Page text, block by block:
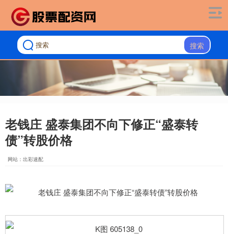
搜索
老钱庄 盛泰集团不向下修正“盛泰转
债”转股价格
网站：出彩速配